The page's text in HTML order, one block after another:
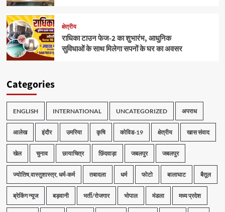
क्षेत्रीय
राधिका टाउन फेज-2 का शुभारंभ, आधुनिक
सुविधाओं के साथ मिलेगा सपनों के घर का अवसर
Categories
ENGLISH INTERNATIONAL UNCATEGORIZED अपराध
आलेख इंदौर उमरिया कृषि कोविड-19 क्षेत्रीय खास संवाद
खेल चुनाव छायाचित्र छिंदवाड़ा जबलपुर जबलपुर
ज्योतिष,वास्तुशास्त्र, धर्म-कर्म तबादला धर्म फोटो बालाघाट बैतूल
ब्रेकिंग न्यूज बड़वानी भर्ती/रोजगार भोपाल मंडला मध्य प्रदेश